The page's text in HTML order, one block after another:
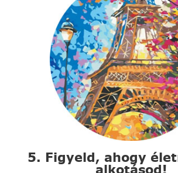
5. Figyeld, ahogy